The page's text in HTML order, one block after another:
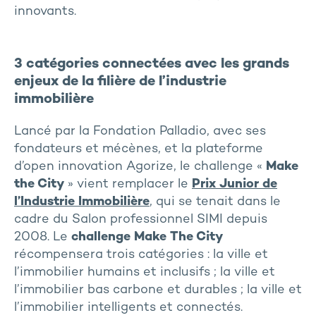
innovants.
3 catégories connectées avec les grands
enjeux de la filière de l’industrie
immobilière
Lancé par la Fondation Palladio, avec ses
fondateurs et mécènes, et la plateforme
d’open innovation Agorize, le challenge « Make
the City » vient remplacer le Prix Junior de
l’Industrie Immobilière, qui se tenait dans le
cadre du Salon professionnel SIMI depuis
2008. Le challenge Make The City
récompensera trois catégories : la ville et
l’immobilier humains et inclusifs ; la ville et
l’immobilier bas carbone et durables ; la ville et
l’immobilier intelligents et connectés.